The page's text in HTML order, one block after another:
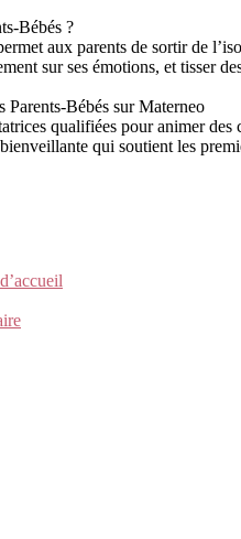
Bébés ?
aux parents de sortir de
sur ses émotions, et tisser
Bébés sur Materneo
qualifiées pour animer
qui soutient les